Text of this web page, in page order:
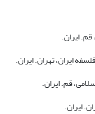
ایران.
ایران، تهران. ایران.
قم. ایران.
ایران.